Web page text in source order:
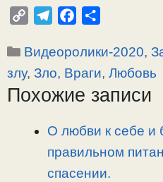
p
L
l
e
g
a
c
e
b
o
п
р
а
Рубрики
Видеоролики-2020,
злу, Зло, Враги, Любовь
Похожие записи
О любви к себе и
правильном
спасении.